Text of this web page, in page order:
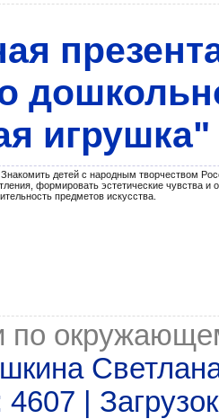
игрушка"
Знакомить детей с народным творчеством
формировать эстетические чувства
предметов искусства.
по
|